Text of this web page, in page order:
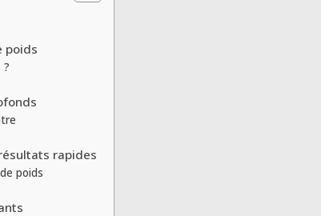
poids
?
rapides
poids